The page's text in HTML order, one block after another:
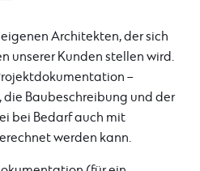
Architekten, der sich
unserer Kunden stellen wird.
–
Baubeschreibung und der
bei Bedarf auch mit
werden kann.